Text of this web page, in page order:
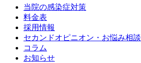
当院の感染症対策
料金表
採用情報
セカンドオピニオン・お悩み相談
コラム
お知らせ